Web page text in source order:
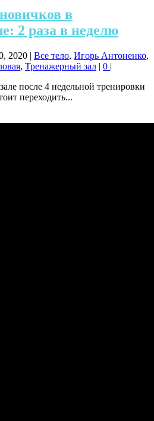
в
2 раза в неделю
2020 | Все тело, Игорь Антоненко,
, Тренажерный зал | 0 |
после 4 недельной тренировки
переходить...